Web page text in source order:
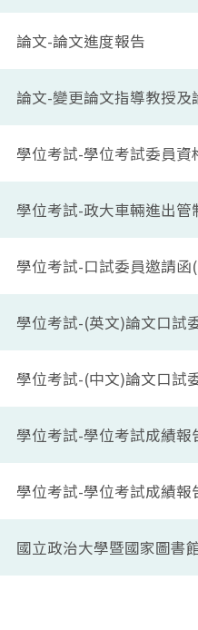
論文-論文進度報告
論文-變更論文指導教授及
學位考試-學位考試委員資
學位考試-政大車輛進出管
學位考試-口試委員邀請
學位考試-(英文)論文口試
學位考試-(中文)論文口試
學位考試-學位考試成績
學位考試-學位考試成績報
國立政治大學暨國家圖書